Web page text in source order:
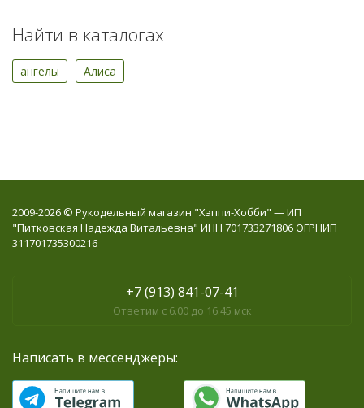
Найти в каталогах
ангелы Алиса
2009-2026 © Рукодельный магазин "Хэппи-Хобби" — ИП
"Питковская Надежда Витальевна" ИНН 701733271806 ОГРНИП
311701735300216
+7 (913) 841-07-41
Ответим с 6.00 до 16.45 мск
Написать в мессенджеры: